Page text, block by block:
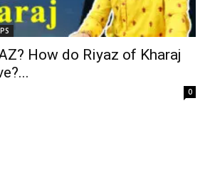
How do Riyaz of Kharaj
0